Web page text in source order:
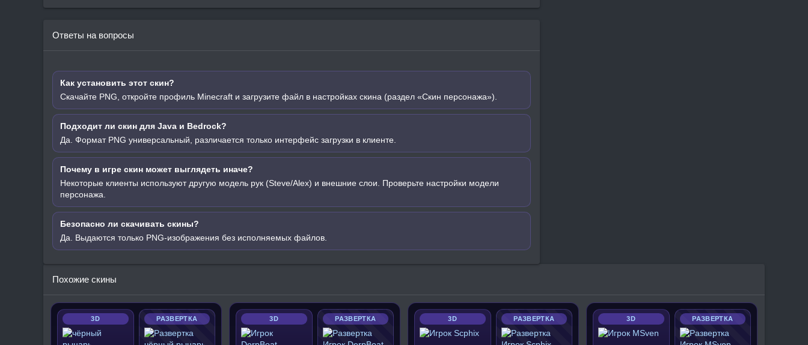
Ответы на вопросы
Как установить этот скин?
Скачайте PNG, откройте профиль Minecraft и загрузите файл в настройках скина (раздел «Скин персонажа»).
Подходит ли скин для Java и Bedrock?
Да. Формат PNG универсальный, различается только интерфейс загрузки в клиенте.
Почему в игре скин может выглядеть иначе?
Некоторые клиенты используют другую модель рук (Steve/Alex) и внешние слои. Проверьте настройки модели
персонажа.
Безопасно ли скачивать скины?
Да. Выдаются только PNG-изображения без исполняемых файлов.
Похожие скины
3D РАЗВЕРТКА 3D РАЗВЕРТКА 3D РАЗВЕРТКА 3D РАЗВЕРТКА